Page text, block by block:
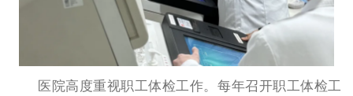
医院高度重视职工体检工作。每年召开职工体检工